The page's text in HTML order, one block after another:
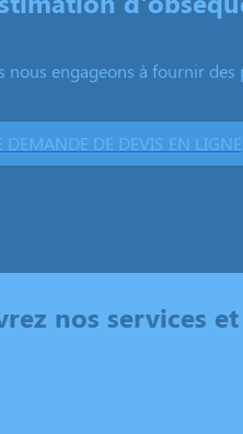
nous engageons à fournir
DEMANDE DE DEVIS EN LIGNE
nos services